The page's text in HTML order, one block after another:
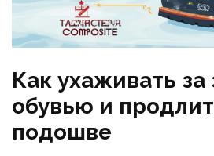
Как ухаживать
обувью и
подошве